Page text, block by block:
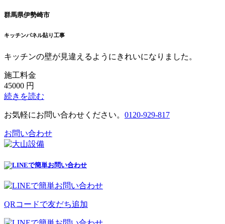
群馬県伊勢崎市
キッチンパネル貼り工事
キッチンの壁が見違えるようにきれいになりました。
施工料金
45000 円
続きを読む
お気軽にお問い合わせください。 0120-929-817
お問い合わせ
で簡単お問い合わせ
QRコードで友だち追加